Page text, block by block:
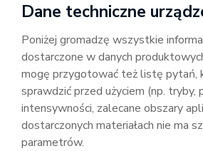
Dane techniczne
Poniżej gromadzę wszystkie
dostarczone w danych
mogę przygotować też listę pytań,
sprawdzić przed użyciem (np. tryby,
intensywności, zalecane obszary
dostarczonych materiałach nie ma
parametrów.